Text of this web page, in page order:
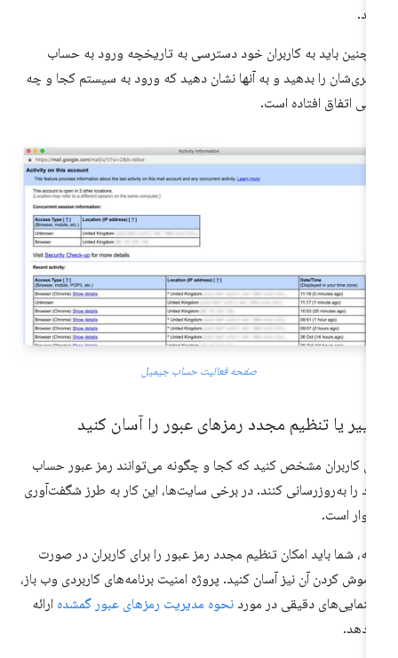
باید به کاربران خود دسترسی به تاریخچه ورود به حساب
را بدهید و به آنها نشان دهید که ورود به سیستم کجا و چه
اتفاق افتاده است.
صفحه فعالیت حساب جیمیل
یا تنظیم مجدد رمزهای عبور را آسان کنید
کاربران مشخص کنید که کجا و چگونه می‌توانند رمز عبور حساب
را به‌روزرسانی کنند. در برخی سایت‌ها، این کار به طرز شگفت‌آوری
است.
شما باید امکان تنظیم مجدد رمز عبور را برای کاربران در صورت
کردن آن نیز آسان کنید. پروژه امنیت برنامه‌های کاربردی وب باز،
دقیقی در موردنحوه مدیریت رمزهای عبور گمشدهارائه